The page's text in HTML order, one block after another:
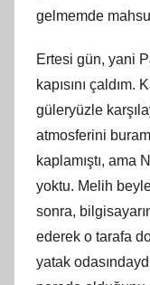
gelmemde
Ertesi gün, yani
kapısını çaldım.
güleryüzle
atmosferini
kaplamıştı, ama
yoktu. Melih
sonra,
ederek o tarafa
yatak